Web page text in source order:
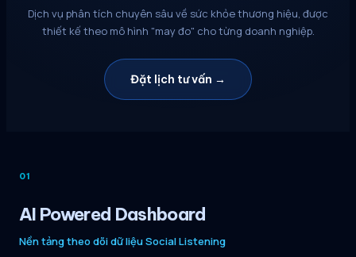
Dịch vụ phân tích chuyên sâu về sức khỏe thương hiệu, được
thiết kế theo mô hình "may đo" cho từng doanh nghiệp.
Đặt lịch tư vấn →
01
AI Powered Dashboard
Nền tảng theo dõi dữ liệu Social Listening